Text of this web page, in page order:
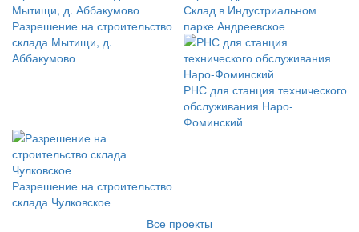
Разрешение на строительство
склада Мытищи, д.
Аббакумово
Склад в Индустриальном
парке Андреевское
РНС для станция технического
обслуживания Наро-
Фоминский
Разрешение на строительство
склада Чулковское
Все проекты